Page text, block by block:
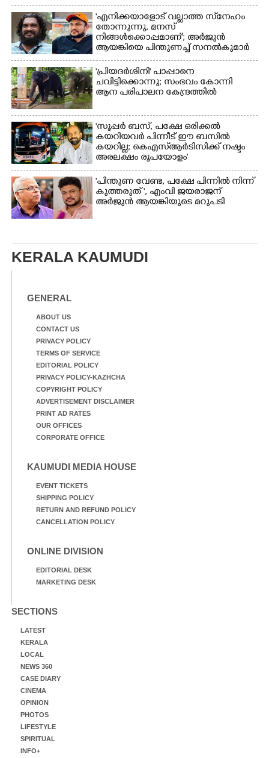
'എനിക്കയാളോട് വല്ലാത്ത സ്‌നേഹം
തോന്നുന്നു, മനസ്
നിങ്ങൾക്കൊപ്പമാണ്'; അർജുൻ
ആയങ്കിയെ പിന്തുണച്ച് സനൽകുമാർ
'പ്രിയദർശിനി' പാപ്പാനെ
ചവിട്ടിക്കൊന്നു; സംഭവം കോന്നി
ആന പരിപാലന കേന്ദ്രത്തിൽ
'സൂപ്പർ ബസ്, പക്ഷേ ഒരിക്കൽ
കയറിയവർ പിന്നീട് ഈ ബസിൽ
കയറില്ല; കെഎസ്ആർടിസിക്ക് നഷ്ടം
അരലക്ഷം രൂപയോളം'
"പിന്തുണ വേണ്ട,​ പക്ഷേ പിന്നിൽ നിന്ന്
കുത്തരുത് ", എംവി ജയരാജന്
അർജുൻ ആയങ്കിയുടെ മറുപടി
KERALA KAUMUDI
GENERAL
ABOUT US
CONTACT US
PRIVACY POLICY
TERMS OF SERVICE
EDITORIAL POLICY
PRIVACY POLICY-KAZHCHA
COPYRIGHT POLICY
ADVERTISEMENT DISCLAIMER
PRINT AD RATES
OUR OFFICES
CORPORATE OFFICE
KAUMUDI MEDIA HOUSE
EVENT TICKETS
SHIPPING POLICY
RETURN AND REFUND POLICY
CANCELLATION POLICY
ONLINE DIVISION
EDITORIAL DESK
MARKETING DESK
SECTIONS
LATEST
KERALA
LOCAL
NEWS 360
CASE DIARY
CINEMA
OPINION
PHOTOS
LIFESTYLE
SPIRITUAL
INFO+